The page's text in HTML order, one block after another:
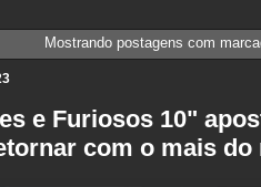
Mostrando postagens com
e Furiosos 10"
com o mais do